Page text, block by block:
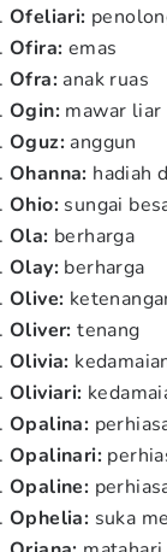
Ofeliari:
Ofira: emas
Ofra: anak ruas
Ogin: mawar liar
Oguz: anggun
Ohanna: hadiah
Ohio: sungai
Ola: berharga
Olay: berharga
Olive:
Oliver: tenang
Olivia:
Oliviari:
Opalina:
Opalinari:
Opaline:
Ophelia: suka